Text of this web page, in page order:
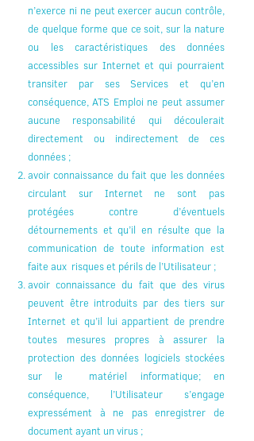
n’exerce ni ne peut exercer aucun contrôle,
de quelque forme que ce soit, sur la nature
ou les caractéristiques des données
accessibles sur Internet et qui pourraient
transiter par ses Services et qu’en
conséquence, ATS Emploi ne peut assumer
aucune responsabilité qui découlerait
directement ou indirectement de ces
données ;
avoir connaissance du fait que les données
circulant sur Internet ne sont pas
protégées contre d’éventuels
détournements et qu’il en résulte que la
communication de toute information est
faite aux risques et périls de l’Utilisateur ;
avoir connaissance du fait que des virus
peuvent être introduits par des tiers sur
Internet et qu’il lui appartient de prendre
toutes mesures propres à assurer la
protection des données logiciels stockées
sur le matériel informatique; en
conséquence, l’Utilisateur s’engage
expressément à ne pas enregistrer de
document ayant un virus ;